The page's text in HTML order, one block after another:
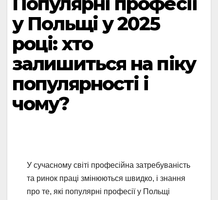
у Польщі у 2025
році: хто
залишиться на піку
популярності і
чому?
У сучасному світі професійна затребуваність
та ринок праці змінюються швидко, і знання
про те, які популярні професії у Польщі